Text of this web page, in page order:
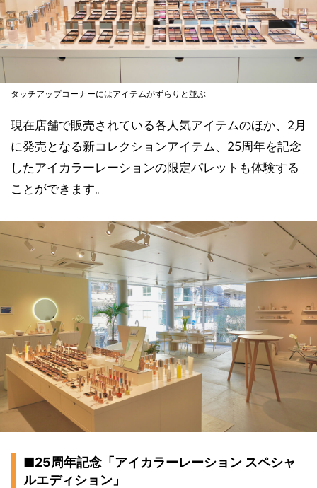
タッチアップコーナーにはアイテムがずらりと並ぶ
現在店舗で販売されている各人気アイテムのほか、2月
に発売となる新コレクションアイテム、25周年を記念
したアイカラーレーションの限定パレットも体験する
ことができます。
■25周年記念「アイカラーレーション スペシャ
ルエディション」